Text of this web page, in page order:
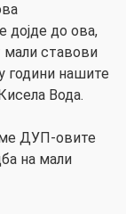
дојде до ова,
мали ставови
години нашите
Вода.
ДУП-овите
на мали